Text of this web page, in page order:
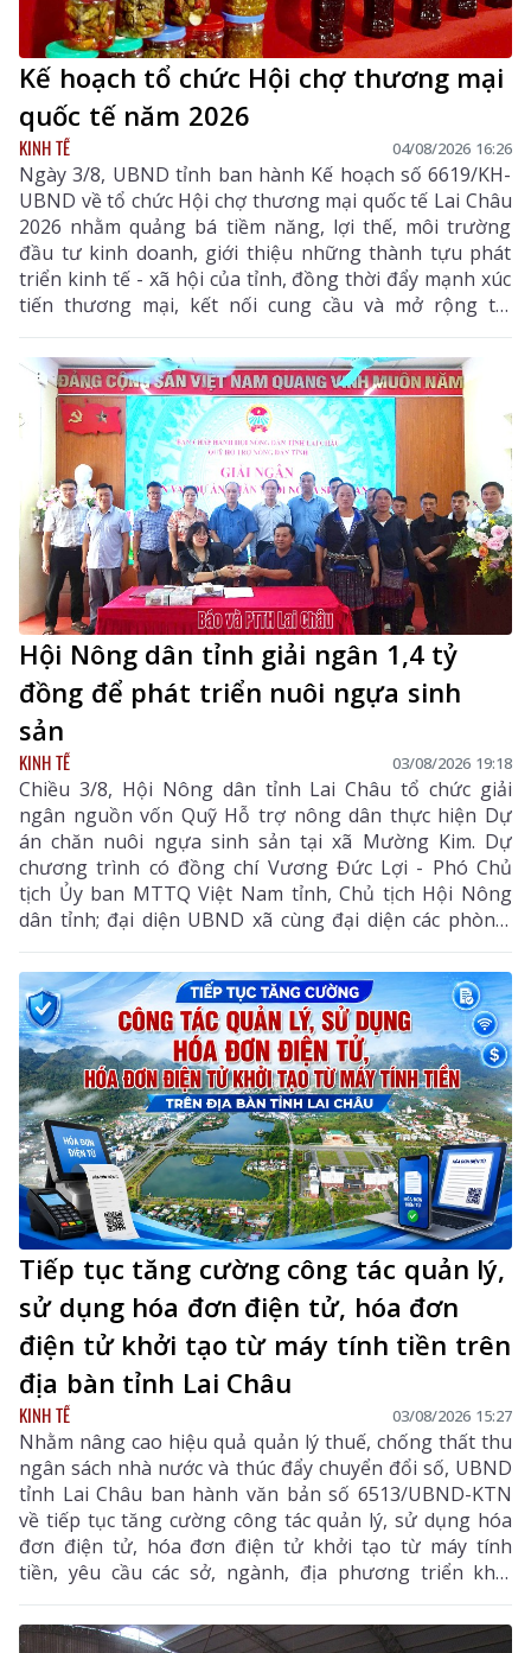
Kế hoạch tổ chức Hội chợ thương mại
quốc tế năm 2026
KINH TẾ 04/08/2026 16:26
Ngày 3/8, UBND tỉnh ban hành Kế hoạch số 6619/KH-
UBND về tổ chức Hội chợ thương mại quốc tế Lai Châu
2026 nhằm quảng bá tiềm năng, lợi thế, môi trường
đầu tư kinh doanh, giới thiệu những thành tựu phát
triển kinh tế - xã hội của tỉnh, đồng thời đẩy mạnh xúc
tiến thương mại, kết nối cung cầu và mở rộng thị
trường tiêu thụ cho các sản phẩm đặc hữu, sản phẩm
OCOP và các mặt hàng có tiềm năng xuất khẩu của địa
phương.
Hội Nông dân tỉnh giải ngân 1,4 tỷ
đồng để phát triển nuôi ngựa sinh
sản
KINH TẾ 03/08/2026 19:18
Chiều 3/8, Hội Nông dân tỉnh Lai Châu tổ chức giải
ngân nguồn vốn Quỹ Hỗ trợ nông dân thực hiện Dự
án chăn nuôi ngựa sinh sản tại xã Mường Kim. Dự
chương trình có đồng chí Vương Đức Lợi - Phó Chủ
tịch Ủy ban MTTQ Việt Nam tỉnh, Chủ tịch Hội Nông
dân tỉnh; đại diện UBND xã cùng đại diện các phòng,
ban chuyên môn, Hội Nông dân xã và các hội viên
tham gia dự án.
Tiếp tục tăng cường công tác quản lý,
sử dụng hóa đơn điện tử, hóa đơn
điện tử khởi tạo từ máy tính tiền trên
địa bàn tỉnh Lai Châu
KINH TẾ 03/08/2026 15:27
Nhằm nâng cao hiệu quả quản lý thuế, chống thất thu
ngân sách nhà nước và thúc đẩy chuyển đổi số, UBND
tỉnh Lai Châu ban hành văn bản số 6513/UBND-KTN
về tiếp tục tăng cường công tác quản lý, sử dụng hóa
đơn điện tử, hóa đơn điện tử khởi tạo từ máy tính
tiền, yêu cầu các sở, ngành, địa phương triển khai
đồng bộ các giải pháp nhằm nâng cao hiệu quả quản
lý thuế, chống thất thu ngân sách và thúc đẩy chuyển